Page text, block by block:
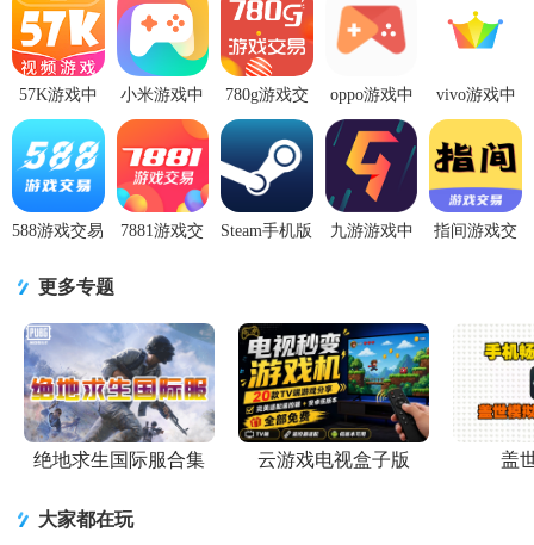
57K游戏中
心1.7.5 官方
版
小米游戏中
心
app12.7.0.40
最新版
780g游戏交
易平台下载
1.0手机最新
版
oppo游戏中
心官方下载
v14.35.3 最
新版
vivo游戏中
心官方
appv7.2.26.0
最新版
588游戏交易
新版
7881游戏交
Steam手机版
九游游戏中
指间游戏交
更多专题
绝地求生国际服合集 云游戏电视盒子版 盖
大家都在玩